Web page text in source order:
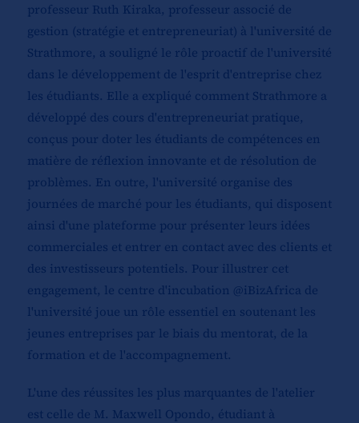
professeur Ruth Kiraka, professeur associé de
gestion (stratégie et entrepreneuriat) à l'université de
Strathmore, a souligné le rôle proactif de l'université
dans le développement de l'esprit d'entreprise chez
les étudiants. Elle a expliqué comment Strathmore a
développé des cours d'entrepreneuriat pratique,
conçus pour doter les étudiants de compétences en
matière de réflexion innovante et de résolution de
problèmes. En outre, l'université organise des
journées de marché pour les étudiants, qui disposent
ainsi d'une plateforme pour présenter leurs idées
commerciales et entrer en contact avec des clients et
des investisseurs potentiels. Pour illustrer cet
engagement, le centre d'incubation @iBizAfrica de
l'université joue un rôle essentiel en soutenant les
jeunes entreprises par le biais du mentorat, de la
formation et de l'accompagnement.
L'une des réussites les plus marquantes de l'atelier
est celle de M. Maxwell Opondo, étudiant à